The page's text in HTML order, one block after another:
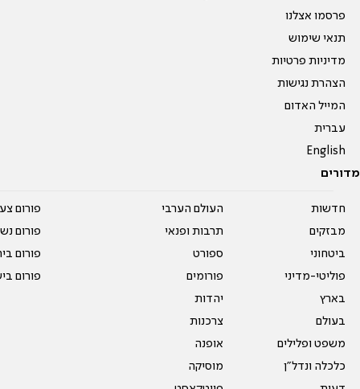
פרסמו אצלנו
תנאי שימוש
מדיניות פרטיות
הצהרת נגישות
המייל האדום
עברית
English
מדורים
חדשות
מבזקים
ביטחוני
פוליטי-מדיני
בארץ
בעולם
משפט ופלילים
כלכלה ונדל"ן
העולם הערבי
תרבות ופנאי
ספורט
פורומים
יהדות
צרכנות
אופנה
מוסיקה
פורום
פורום
פורום
פורום